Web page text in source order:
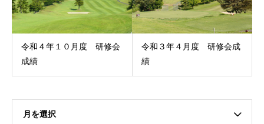
令和４年１０月度 研修会
成績
令和３年４月度 研修会成
績
月を選択